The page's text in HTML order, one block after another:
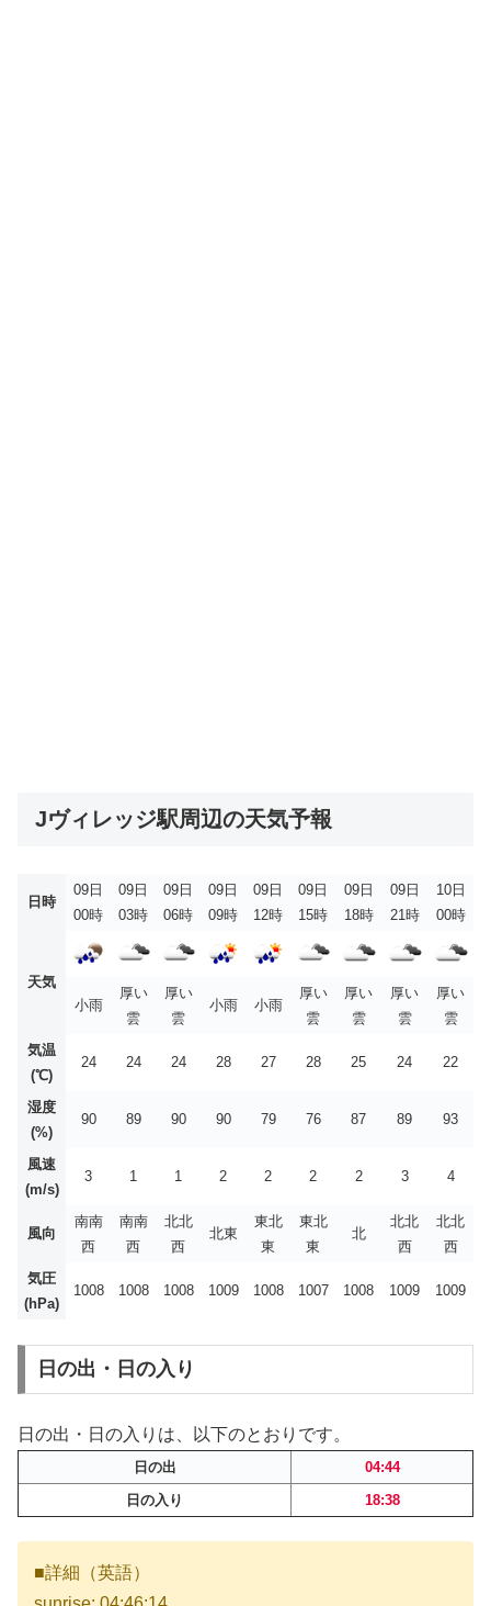
Jヴィレッジ駅周辺の天気予報
日時
09日
00時
09日
03時
09日
06時
09日
09時
09日
12時
09日
15時
09日
18時
09日
21時
10日
00時
天気
小雨
厚い
雲
厚い
雲
小雨 小雨
厚い
雲
厚い
雲
厚い
雲
厚い
雲
気温
(℃)
24 24 24 28 27 28 25 24 22
湿度
(%)
90 89 90 90 79 76 87 89 93
風速
(m/s)
3 1 1 2 2 2 2 3 4
風向
南南
西
南南
西
北北
西
北東
東北
東
東北
東
北
北北
西
北北
西
気圧
(hPa)
1008 1008 1008 1009 1008 1007 1008 1009 1009
日の出・日の入り
日の出・日の入りは、以下のとおりです。
日の出
04:44
日の入り
18:38
■詳細（英語）